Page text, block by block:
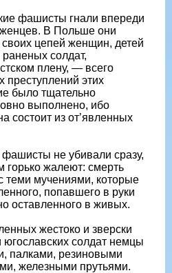
фашисты гнали впереди
В Польше они
цепей женщин, детей
солдат,
плену, — всего
преступлений этих
было тщательно
выполнено, ибо
состоит из от’явленных
не убивали сразу,
горько жалеют: смерть
теми мучениями, которые
попавшего в руки
оставленного в живых.
жестоко и зверски
югославских солдат немцы
палками, резиновыми
железными прутьями.